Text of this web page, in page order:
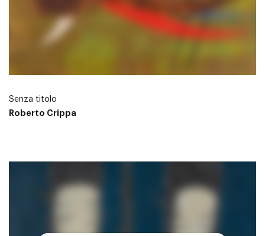
Senza titolo
Roberto Crippa